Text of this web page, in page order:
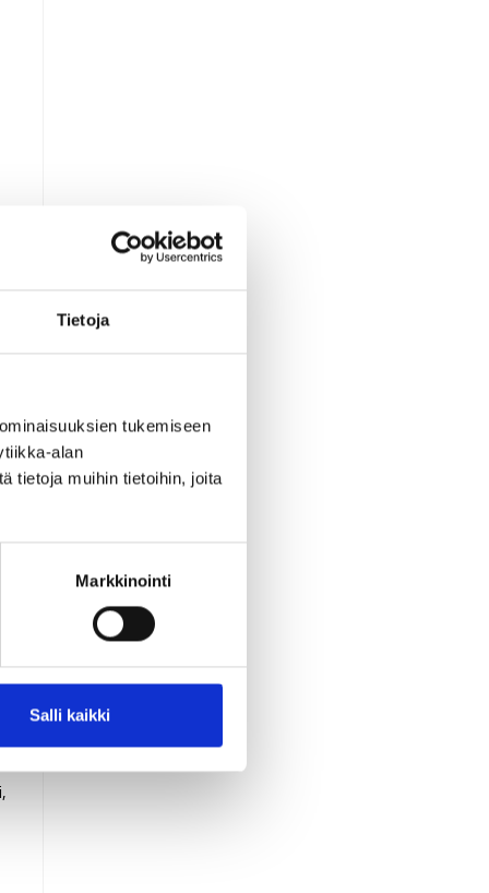
Tietoja
tukemiseen
alan
tietoja muihin tietoihin, joita
Markkinointi
Salli kaikki